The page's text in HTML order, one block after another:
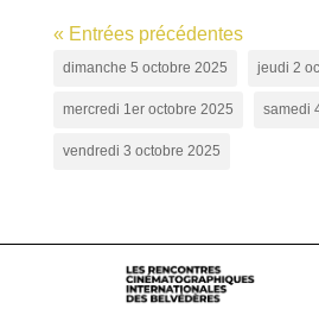
« Entrées précédentes
dimanche 5 octobre 2025 jeudi 2
mercredi 1er octobre 2025 samedi
vendredi 3 octobre 2025